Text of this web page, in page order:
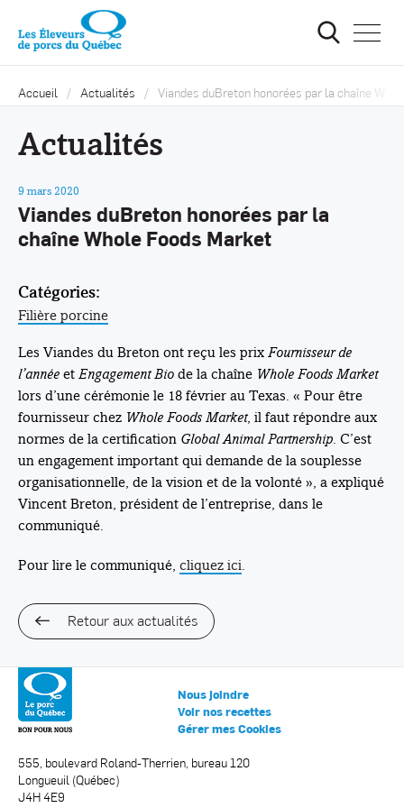
la
site
Accueil Actualités Viandes duBreton honorées par la chaîne
Actualités
9 mars 2020
Viandes duBreton honorées par la
chaîne Whole Foods Market
Catégories:
Filière porcine
Les Viandes du Breton ont reçu les prix Fournisseur de
l’année et Engagement Bio de la chaîne Whole Foods Market
lors d’une cérémonie le 18 février au Texas. « Pour être
fournisseur chez Whole Foods Market, il faut répondre aux
normes de la certification Global Animal Partnership. C’est
un engagement important qui demande de la souplesse
organisationnelle, de la vision et de la volonté », a expliqué
Vincent Breton, président de l’entreprise, dans le
communiqué.
Pour lire le communiqué, cliquez ici.
Retour aux actualités
555, boulevard Roland-Therrien, bureau 120
Longueuil (Québec)
J4H 4E9
Nous joindre
Voir nos recettes
Gérer mes Cookies